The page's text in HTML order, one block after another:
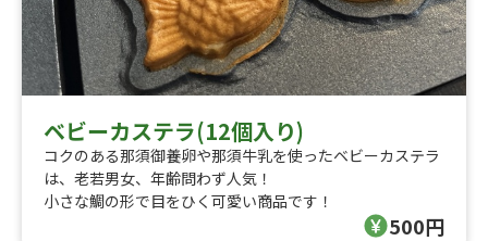
ベビーカステラ(12個入り)
コクのある那須御養卵や那須牛乳を使ったベビーカステラ
は、老若男女、年齢問わず人気！
小さな鯛の形で目をひく可愛い商品です！
500円